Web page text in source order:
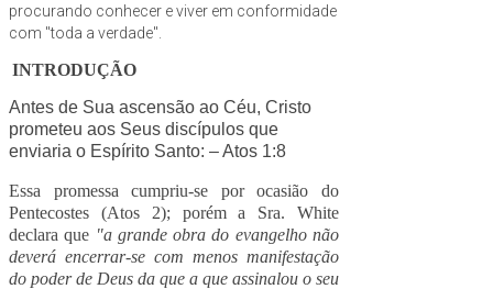
procurando conhecer e viver em conformidade
com "toda a verdade".
INTRODUÇÃO
Antes de Sua ascensão ao Céu, Cristo
prometeu aos Seus discípulos que
enviaria o Espírito Santo: – Atos 1:8
Essa promessa cumpriu-se por ocasião do
Pentecostes (Atos 2); porém a Sra. White
declara que "a grande obra do evangelho não
deverá encerrar-se com menos manifestação
do poder de Deus da que a que assinalou o seu